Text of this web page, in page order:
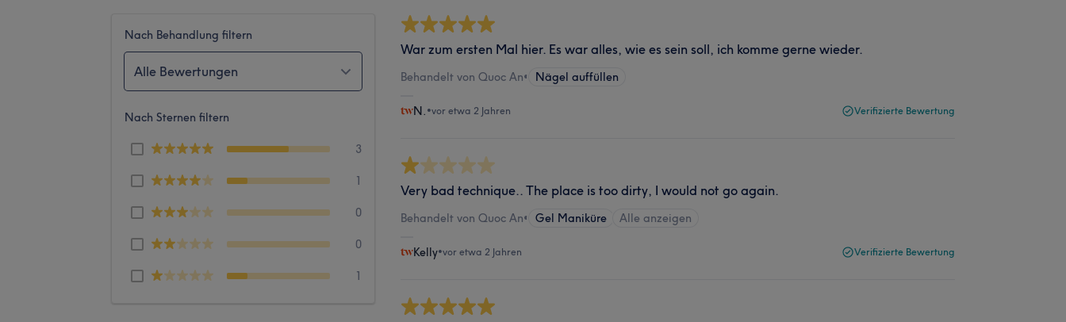
Nach Behandlung filtern
Alle Bewertungen
Nach Sternen filtern
3
1
0
0
1
War zum ersten Mal hier. Es war alles, wie es sein soll, ich komme gerne wieder.
Behandelt von Quoc An• Nägel auffüllen
N. •vor etwa 2 Jahren Verifizierte Bewertung
Very bad technique.. The place is too dirty, I would not go again.
Behandelt von Quoc An• Gel Maniküre Alle anzeigen
Kelly•vor etwa 2 Jahren Verifizierte Bewertung